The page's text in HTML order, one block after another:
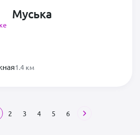
Муська
1.4 км
2 3 4 5 6